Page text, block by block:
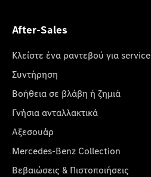
After-Sales
Κλείστε ένα ραντεβού για service
Συντήρηση
Βοήθεια σε βλάβη ή ζημιά
Γνήσια ανταλλακτικά
Αξεσουάρ
Mercedes-Benz Collection
Βεβαιώσεις & Πιστοποιήσεις